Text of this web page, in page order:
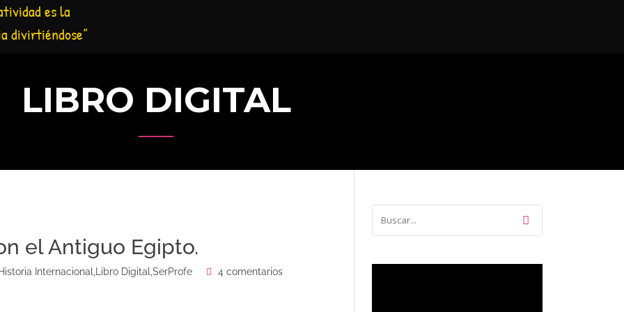
es la
divirtiéndose”
LIBRO DIGITAL
el Antiguo Egipto.
Historia Internacional Libro Digital SerProfe 4 comentarios